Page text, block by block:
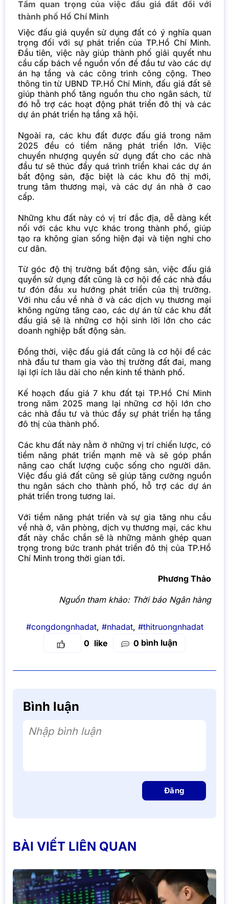
Tầm quan trọng của việc đấu giá đất đối với
thành phố Hồ Chí Minh
Việc đấu giá quyền sử dụng đất có ý nghĩa quan
trọng đối với sự phát triển của TP.Hồ Chí Minh.
Đầu tiên, việc này giúp thành phố giải quyết nhu
cầu cấp bách về nguồn vốn để đầu tư vào các dự
án hạ tầng và các công trình công cộng. Theo
thông tin từ UBND TP.Hồ Chí Minh, đấu giá đất sẽ
giúp thành phố tăng nguồn thu cho ngân sách, từ
đó hỗ trợ các hoạt động phát triển đô thị và các
dự án phát triển hạ tầng xã hội.
Ngoài ra, các khu đất được đấu giá trong năm
2025 đều có tiềm năng phát triển lớn. Việc
chuyển nhượng quyền sử dụng đất cho các nhà
đầu tư sẽ thúc đẩy quá trình triển khai các dự án
bất động sản, đặc biệt là các khu đô thị mới,
trung tâm thương mại, và các dự án nhà ở cao
cấp.
Những khu đất này có vị trí đắc địa, dễ dàng kết
nối với các khu vực khác trong thành phố, giúp
tạo ra không gian sống hiện đại và tiện nghi cho
cư dân.
Từ góc độ thị trường bất động sản, việc đấu giá
quyền sử dụng đất cũng là cơ hội để các nhà đầu
tư đón đầu xu hướng phát triển của thị trường.
Với nhu cầu về nhà ở và các dịch vụ thương mại
không ngừng tăng cao, các dự án từ các khu đất
đấu giá sẽ là những cơ hội sinh lời lớn cho các
doanh nghiệp bất động sản.
Đồng thời, việc đấu giá đất cũng là cơ hội để các
nhà đầu tư tham gia vào thị trường đất đai, mang
lại lợi ích lâu dài cho nền kinh tế thành phố.
Kế hoạch đấu giá 7 khu đất tại TP.Hồ Chí Minh
trong năm 2025 mang lại những cơ hội lớn cho
các nhà đầu tư và thúc đẩy sự phát triển hạ tầng
đô thị của thành phố.
Các khu đất này nằm ở những vị trí chiến lược, có
tiềm năng phát triển mạnh mẽ và sẽ góp phần
nâng cao chất lượng cuộc sống cho người dân.
Việc đấu giá đất cũng sẽ giúp tăng cường nguồn
thu ngân sách cho thành phố, hỗ trợ các dự án
phát triển trong tương lai.
Với tiềm năng phát triển và sự gia tăng nhu cầu
về nhà ở, văn phòng, dịch vụ thương mại, các khu
đất này chắc chắn sẽ là những mảnh ghép quan
trọng trong bức tranh phát triển đô thị của TP.Hồ
Chí Minh trong thời gian tới.
Phương Thảo
Nguồn tham khảo: Thời báo Ngân hàng
#congdongnhadat, #nhadat, #thitruongnhadat
0
0 bình luận
Bình luận
Nhập bình luận
Đăng
BÀI VIẾT LIÊN QUAN